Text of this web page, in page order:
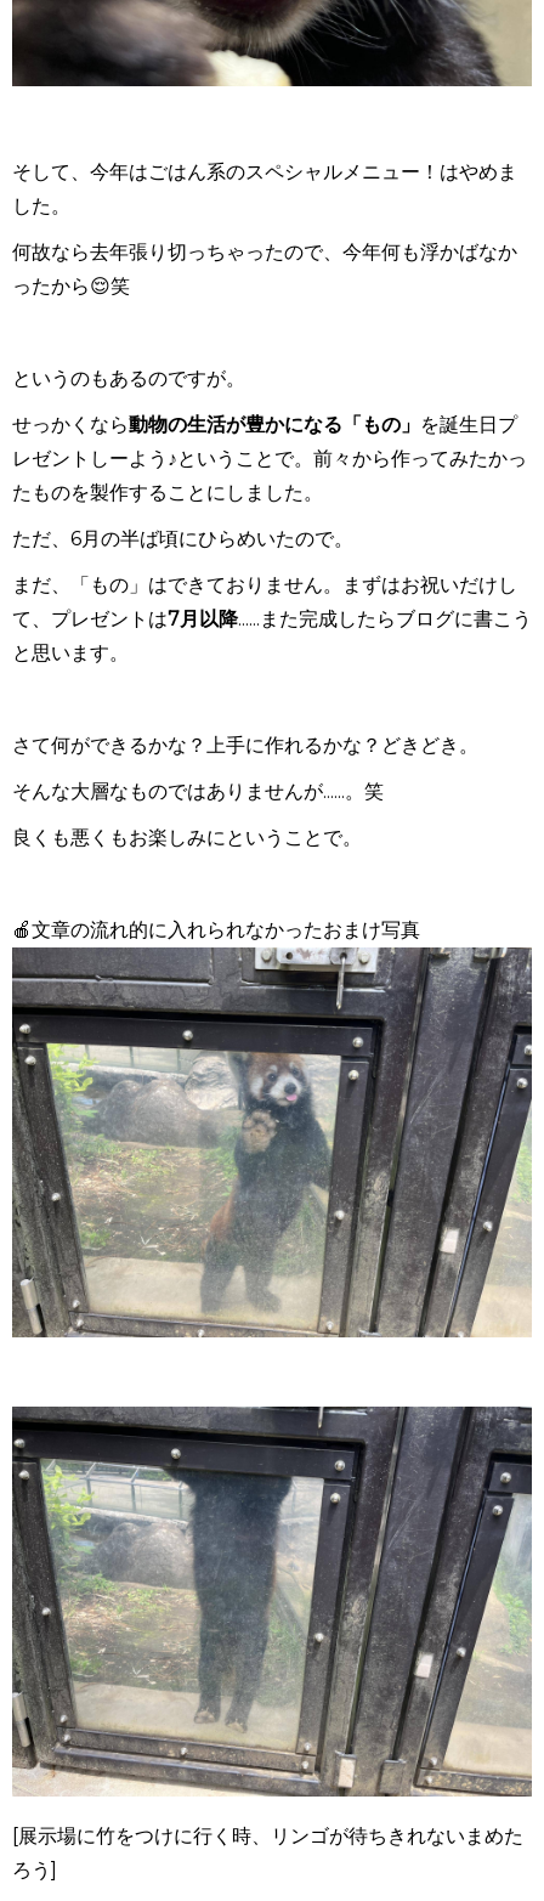
そして、今年はごはん系のスペシャルメニュー！はやめま
した。
何故なら去年張り切っちゃったので、今年何も浮かばなか
ったから😌笑
というのもあるのですが。
せっかくなら動物の生活が豊かになる「もの」 を誕生日プ
レゼントしーよう♪ということで。前々から作ってみたかっ
たものを製作することにしました。
ただ、6月の半ば頃にひらめいたので。
まだ、「もの」はできておりません。まずはお祝いだけし
て、プレゼントは7月以降......また完成したらブログに書こう
と思います。
さて何ができるかな？上手に作れるかな？どきどき。
そんな大層なものではありませんが......。笑
良くも悪くもお楽しみにということで。
🍎文章の流れ的に入れられなかったおまけ写真
[展示場に竹をつけに行く時、リンゴが待ちきれないまめた
ろう]